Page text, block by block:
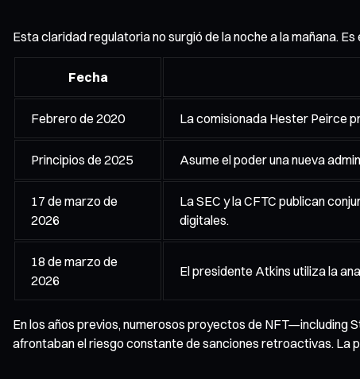
Esta claridad regulatoria no surgió de la noche a la mañana.
Fecha
Febrero de 2020 La comisionada Hester Peirce
Principios de 2025 Asume el poder una nueva
17 de marzo de
2026
La SEC y la CFTC publican
digitales.
18 de marzo de
2026
El presidente Atkins utiliza la
En los años previos, numerosos proyectos de
afrontaban el riesgo constante de sanciones retroactivas. La